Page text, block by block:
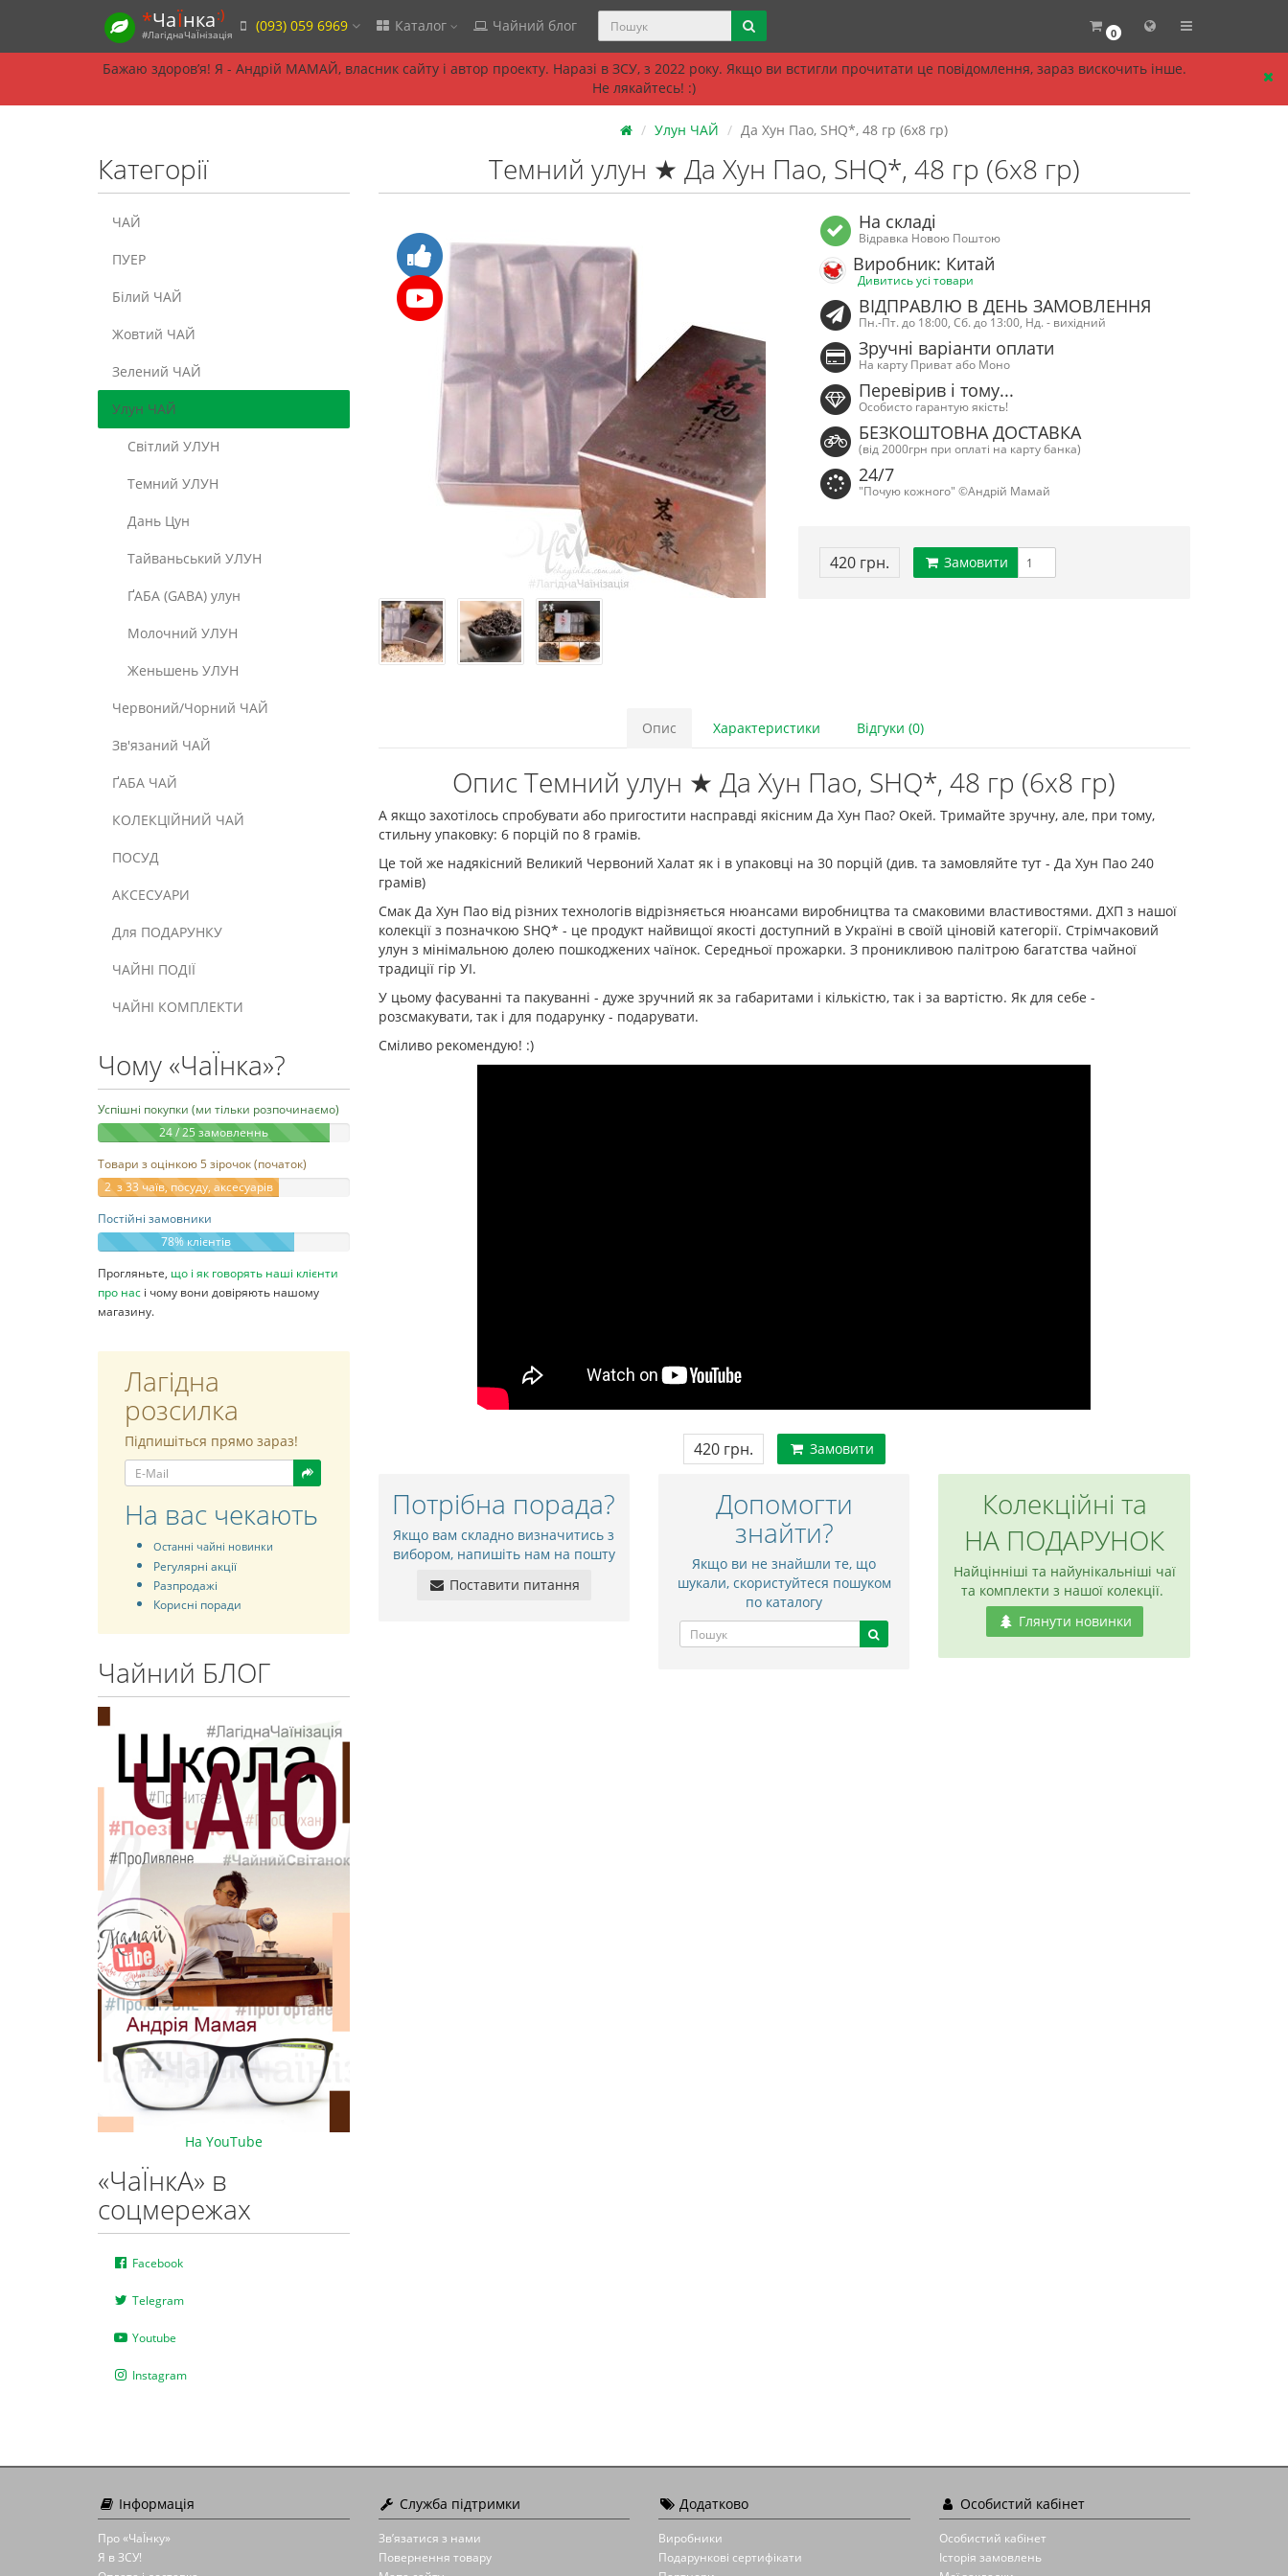
Бажаю здоровʼя! Я - Андрій МАМАЙ, власник сайту і автор проекту. Наразі в ЗСУ, з 2022 року. Якщо ви встигли прочитати це повідомлення, зараз вискочить інше.
Не лякайтесь! :)
*ЧаЇнка:)
#ЛагіднаЧаЇнізація (093) 059 6969 Каталог Чайний блог 0
Категорії
ЧАЙ
ПУЕР
Білий ЧАЙ
Жовтий ЧАЙ
Зелений ЧАЙ
Улун ЧАЙ
Світлий УЛУН
Темний УЛУН
Дань Цун
Тайваньський УЛУН
ҐАБА (GABA) улун
Молочний УЛУН
Женьшень УЛУН
Червоний/Чорний ЧАЙ
Зв'язаний ЧАЙ
ҐАБА ЧАЙ
КОЛЕКЦІЙНИЙ ЧАЙ
ПОСУД
АКСЕСУАРИ
Для ПОДАРУНКУ
ЧАЙНІ ПОДІЇ
ЧАЙНІ КОМПЛЕКТИ
Чому «ЧаЇнка»?
Успішні покупки (ми тільки розпочинаємо)
24 / 25 замовленнь
Товари з оцінкою 5 зірочок (початок)
2 з 33 чаїв, посуду, аксесуарів
Постійні замовники
78% клієнтів
Прогляньте, що і як говорять наші клієнти
про нас і чому вони довіряють нашому
магазину.
Лагідна
розсилка
Підпишіться прямо зараз!
На вас чекають
Останні чайні новинки
Регулярні акції
Разпродажі
Корисні поради
Чайний БЛОГ
На YouTube
«ЧаЇнкА» в
соцмережах
Facebook
Telegram
Youtube
Instagram
Улун ЧАЙ Да Хун Пао, SHQ*, 48 гр (6х8 гр)
Темний улун ★ Да Хун Пао, SHQ*, 48 гр (6х8 гр)
На складі
Відравка Новою Поштою
Виробник: Китай
Дивитись усі товари
ВІДПРАВЛЮ В ДЕНЬ ЗАМОВЛЕННЯ
Пн.-Пт. до 18:00, Сб. до 13:00, Нд. - вихідний
Зручні варіанти оплати
На карту Приват або Моно
Перевірив і тому...
Особисто гарантую якість!
БЕЗКОШТОВНА ДОСТАВКА
(від 2000грн при оплаті на карту банка)
24/7
"Почую кожного" ©Андрій Мамай
420 грн. Замовити
Опис Характеристики Відгуки (0)
Опис Темний улун ★ Да Хун Пао, SHQ*, 48 гр (6х8 гр)
А якщо захотілось спробувати або пригостити насправді якісним Да Хун Пао? Окей. Тримайте зручну, але, при тому,
стильну упаковку: 6 порцій по 8 грамів.
Це той же надякісний Великий Червоний Халат як і в упаковці на 30 порцій (див. та замовляйте тут - Да Хун Пао 240
грамів)
Смак Да Хун Пао від різних технологів відрізняється нюансами виробництва та смаковими властивостями. ДХП з нашої
колекції з позначкою SHQ* - це продукт найвищої якості доступний в Україні в своїй ціновій категорії. Стрімчаковий
улун з мінімальною долею пошкоджених чаїнок. Середньої прожарки. З проникливою палітрою багатства чайної
традиції гір УІ.
У цьому фасуванні та пакуванні - дуже зручний як за габаритами і кількістю, так і за вартістю. Як для себе -
розсмакувати, так і для подарунку - подарувати.
Сміливо рекомендую! :)
420 грн. Замовити
Потрібна порада?
Якщо вам складно визначитись з
вибором, напишіть нам на пошту
Поставити питання
Допомогти
знайти?
Якщо ви не знайшли те, що
шукали, скористуйтеся пошуком
по каталогу
Колекційні та
НА ПОДАРУНОК
Найцінніші та найунікальніші чаї
та комплекти з нашої колекції.
Глянути новинки
Інформація
Про «ЧаЇнку»
Я в ЗСУ!
Служба підтримки
Зв’язатися з нами
Повернення товару
Додатково
Виробники
Подарункові сертифікати
Особистий кабінет
Особистий кабінет
Історія замовлень